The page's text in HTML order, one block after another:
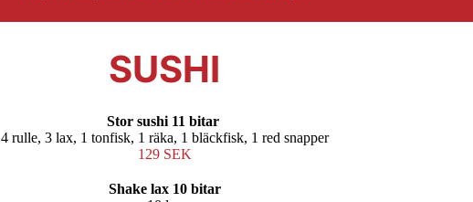
SUSHI
Stor sushi 11 bitar
4 rulle, 3 lax, 1 tonfisk, 1 räka, 1 bläckfisk, 1 red snapper
129 SEK
Shake lax 10 bitar